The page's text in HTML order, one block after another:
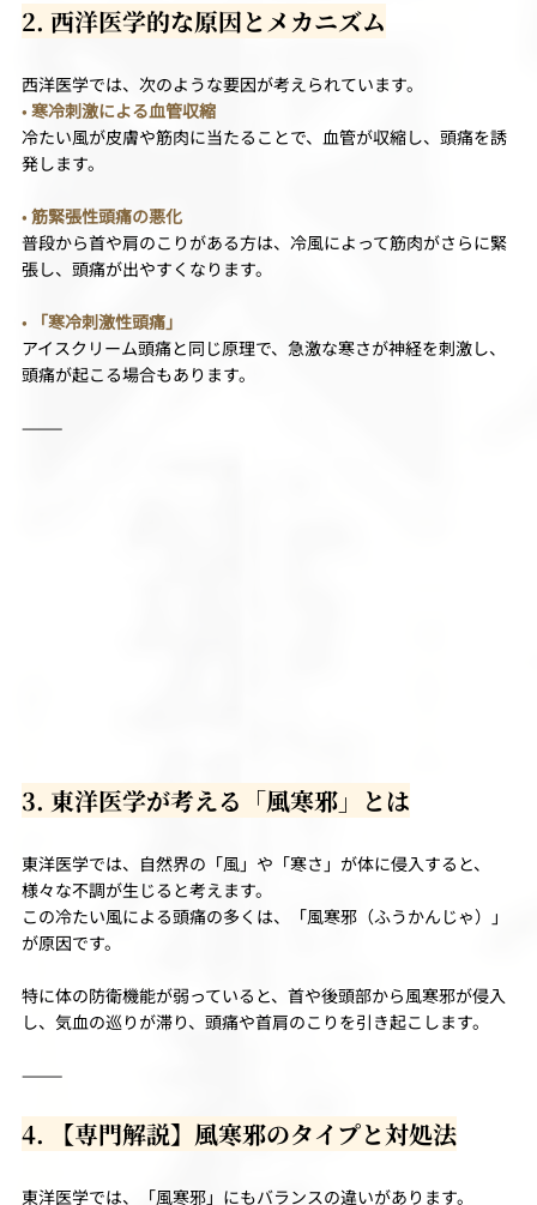
2. 西洋医学的な原因とメカニズム
西洋医学では、次のような要因が考えられています。
• 寒冷刺激による血管収縮
冷たい風が皮膚や筋肉に当たることで、血管が収縮し、頭痛を誘
発します。
• 筋緊張性頭痛の悪化
普段から首や肩のこりがある方は、冷風によって筋肉がさらに緊
張し、頭痛が出やすくなります。
•
「寒冷刺激性頭痛」
アイスクリーム頭痛と同じ原理で、急激な寒さが神経を刺激し、
頭痛が起こる場合もあります。
⸻
3. 東洋医学が考える「風寒邪」とは
東洋医学では、自然界の「風」や「寒さ」が体に侵入すると、
様々な不調が生じると考えます。
この冷たい風による頭痛の多くは、「風寒邪（ふうかんじゃ）」
が原因です。
特に体の防衛機能が弱っていると、首や後頭部から風寒邪が侵入
し、気血の巡りが滞り、頭痛や首肩のこりを引き起こします。
⸻
4. 【専門解説】風寒邪のタイプと対処法
東洋医学では、「風寒邪」にもバランスの違いがあります。